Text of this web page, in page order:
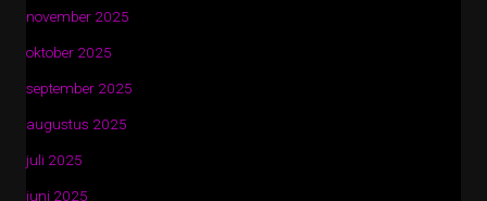
november 2025
oktober 2025
september 2025
augustus 2025
juli 2025
juni 2025